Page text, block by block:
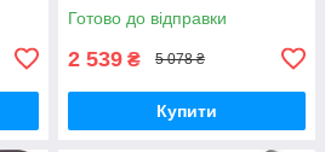
Готово до відправки
2 539 ₴ 5 078 ₴
Купити